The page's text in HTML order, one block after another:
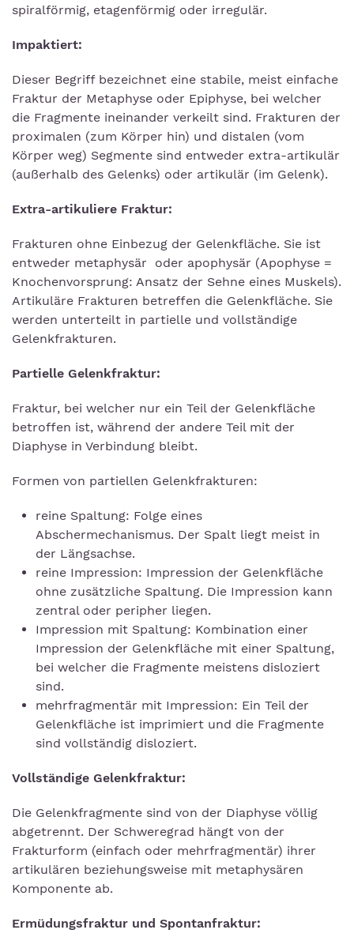
spiralförmig, etagenförmig oder irregulär.
Impaktiert:
Dieser Begriff bezeichnet eine stabile, meist einfache
Fraktur der Metaphyse oder Epiphyse, bei welcher
die Fragmente ineinander verkeilt sind. Frakturen der
proximalen (zum Körper hin) und distalen (vom
Körper weg) Segmente sind entweder extra-artikulär
(außerhalb des Gelenks) oder artikulär (im Gelenk).
Extra-artikuliere Fraktur:
Frakturen ohne Einbezug der Gelenkfläche. Sie ist
entweder metaphysär oder apophysär (Apophyse =
Knochenvorsprung: Ansatz der Sehne eines Muskels).
Artikuläre Frakturen betreffen die Gelenkfläche. Sie
werden unterteilt in partielle und vollständige
Gelenkfrakturen.
Partielle Gelenkfraktur:
Fraktur, bei welcher nur ein Teil der Gelenkfläche
betroffen ist, während der andere Teil mit der
Diaphyse in Verbindung bleibt.
Formen von partiellen Gelenkfrakturen:
reine Spaltung: Folge eines
Abschermechanismus. Der Spalt liegt meist in
der Längsachse.
reine Impression: Impression der Gelenkfläche
ohne zusätzliche Spaltung. Die Impression kann
zentral oder peripher liegen.
Impression mit Spaltung: Kombination einer
Impression der Gelenkfläche mit einer Spaltung,
bei welcher die Fragmente meistens disloziert
sind.
mehrfragmentär mit Impression: Ein Teil der
Gelenkfläche ist imprimiert und die Fragmente
sind vollständig disloziert.
Vollständige Gelenkfraktur:
Die Gelenkfragmente sind von der Diaphyse völlig
abgetrennt. Der Schweregrad hängt von der
Frakturform (einfach oder mehrfragmentär) ihrer
artikulären beziehungsweise mit metaphysären
Komponente ab.
Ermüdungsfraktur und Spontanfraktur: